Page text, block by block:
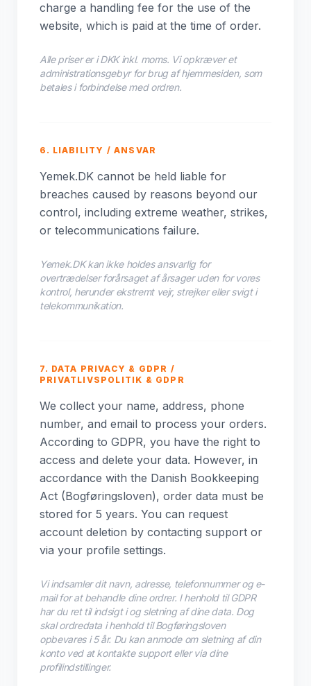
charge a handling fee for the use of the
website, which is paid at the time of order.
Alle priser er i DKK inkl. moms. Vi opkræver et
administrationsgebyr for brug af hjemmesiden, som
betales i forbindelse med ordren.
6. LIABILITY / ANSVAR
Yemek.DK cannot be held liable for
breaches caused by reasons beyond our
control, including extreme weather, strikes,
or telecommunications failure.
Yemek.DK kan ikke holdes ansvarlig for
overtrædelser forårsaget af årsager uden for vores
kontrol, herunder ekstremt vejr, strejker eller svigt i
telekommunikation.
7. DATA PRIVACY & GDPR /
PRIVATLIVSPOLITIK & GDPR
We collect your name, address, phone
number, and email to process your orders.
According to GDPR, you have the right to
access and delete your data. However, in
accordance with the Danish Bookkeeping
Act (Bogføringsloven), order data must be
stored for 5 years. You can request
account deletion by contacting support or
via your profile settings.
Vi indsamler dit navn, adresse, telefonnummer og e-
mail for at behandle dine ordrer. I henhold til GDPR
har du ret til indsigt i og sletning af dine data. Dog
skal ordredata i henhold til Bogføringsloven
opbevares i 5 år. Du kan anmode om sletning af din
konto ved at kontakte support eller via dine
profilindstillinger.